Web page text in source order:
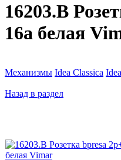
16203.B
16a белая
Механизмы Idea Classica
Назад в раздел